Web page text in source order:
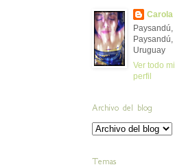
Carola
Paysandú,
Paysandú,
Uruguay
Ver todo mi
perfil
Archivo del blog
Temas